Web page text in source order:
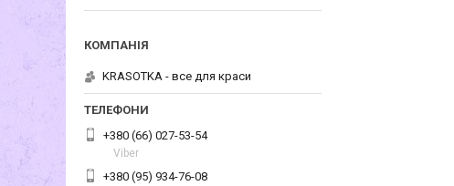
KRASOTKA - все для краси
+380 (66) 027-53-54
Viber
+380 (95) 934-76-08